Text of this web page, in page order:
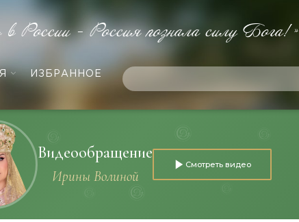
ИЗБРАННОЕ
в России - Россия познала силу Бога!»
Видеообращение
Ирины Волиной
Смотреть видео